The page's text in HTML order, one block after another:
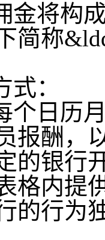
金将构
简称
式：
个日历
报酬，
的银行
格内提
的行为